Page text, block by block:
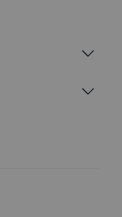
och utökats